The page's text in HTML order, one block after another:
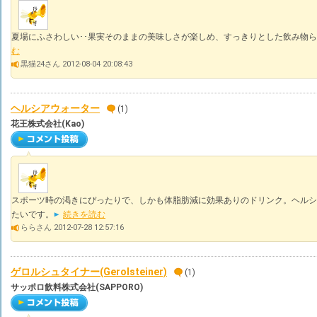
夏場にふさわしい･･果実そのままの美味しさが楽しめ、すっきりとした飲み物
む
黒猫24さん 2012-08-04 20:08:43
ヘルシアウォーター
(1)
花王株式会社(Kao)
スポーツ時の渇きにぴったりで、しかも体脂肪減に効果ありのドリンク。ヘル
たいです。
続きを読む
ららさん 2012-07-28 12:57:16
ゲロルシュタイナー(Gerolsteiner)
(1)
サッポロ飲料株式会社(SAPPORO)